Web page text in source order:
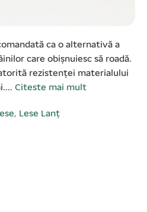
ca o alternativă a
care obișnuiesc să roadă.
rezistenței materialului
Citeste mai mult
, Lese Lanț